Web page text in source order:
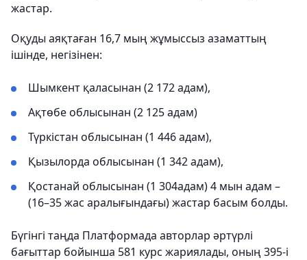
жастар.
Оқуды аяқтаған 16,7 мың жұмыссыз азаматтың
ішінде, негізінен:
Шымкент қаласынан (2 172 адам),
Ақтөбе облысынан (2 125 адам)
Түркістан облысынан (1 446 адам),
Қызылорда облысынан (1 342 адам),
Қостанай облысынан (1 304адам) 4 мын адам –
(16–35 жас аралығындағы) жастар басым болды.
Бүгінгі таңда Платформада авторлар әртүрлі
бағыттар бойынша 581 курс жариялады, оның 395-і